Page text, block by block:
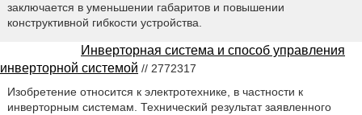
заключается в уменьшении габаритов и повышении
конструктивной гибкости устройства.
Инверторная система и способ управления
инверторной системой // 2772317
Изобретение относится к электротехнике, в частности к
инверторным системам. Технический результат заявленного